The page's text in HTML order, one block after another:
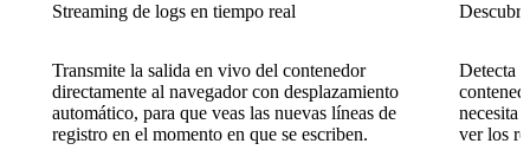
Streaming de logs en tiempo real
Transmite la salida en vivo del contenedor
directamente al navegador con desplazamiento
automático, para que veas las nuevas líneas de
registro en el momento en que se escriben.
Detecta
necesita
ver los